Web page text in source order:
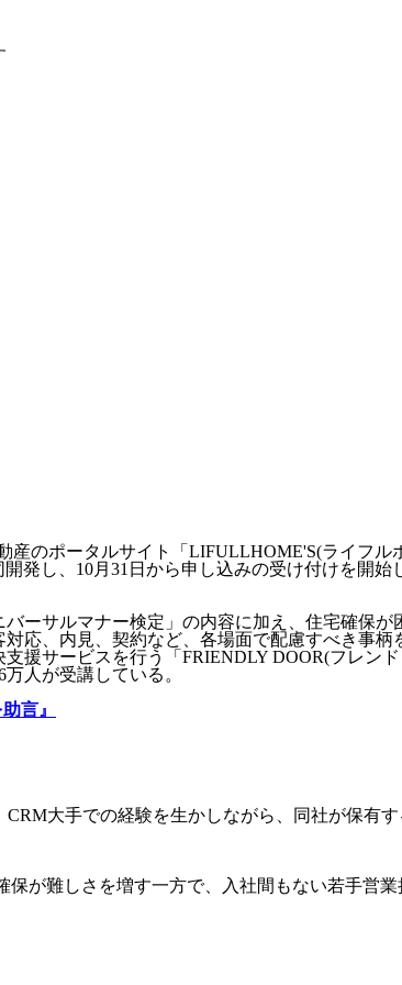
のポータルサイト「LIFULLHOME'S(ライフ
発し、10月31日から申し込みの受け付けを開
ーサルマナー検定」の内容に加え、住宅確保
応、内見、契約など、各場面で配慮すべき事
援サービスを行う「FRIENDLY DOOR(フレンド
人が受講している。
言』
大手での経験を生かしながら、同社が保有す
が難しさを増す一方で、入社間もない若手営業